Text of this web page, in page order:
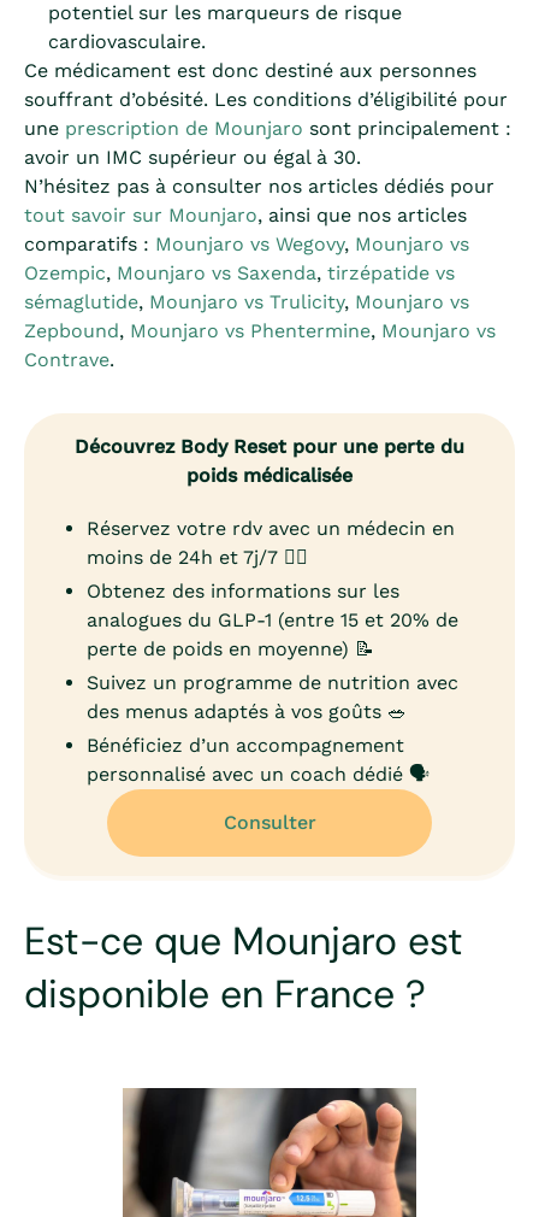
potentiel sur les marqueurs de risque
cardiovasculaire.
Ce médicament est donc destiné aux personnes
souffrant d’obésité. Les conditions d’éligibilité pour
une prescription de Mounjaro sont principalement :
avoir un IMC supérieur ou égal à 30.
N’hésitez pas à consulter nos articles dédiés pour
tout savoir sur Mounjaro, ainsi que nos articles
comparatifs : Mounjaro vs Wegovy, Mounjaro vs
Ozempic, Mounjaro vs Saxenda, tirzépatide vs
sémaglutide, Mounjaro vs Trulicity, Mounjaro vs
Zepbound, Mounjaro vs Phentermine, Mounjaro vs
Contrave.
Découvrez Body Reset pour une perte du
poids médicalisée
Réservez votre rdv avec un médecin en
moins de 24h et 7j/7 👨‍⚕️
Obtenez des informations sur les
analogues du GLP-1 (entre 15 et 20% de
perte de poids en moyenne) 📝
Suivez un programme de nutrition avec
des menus adaptés à vos goûts 🥗
Bénéficiez d’un accompagnement
personnalisé avec un coach dédié 🗣️
Consulter
Est-ce que Mounjaro est
disponible en France ?